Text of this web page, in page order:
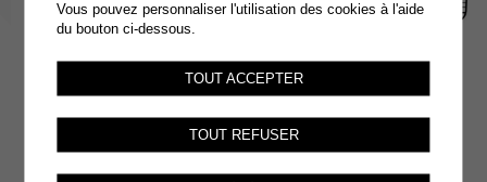
Vous pouvez personnaliser l'utilisation des cookies à l'aide
du bouton ci-dessous.
TOUT ACCEPTER
TOUT REFUSER